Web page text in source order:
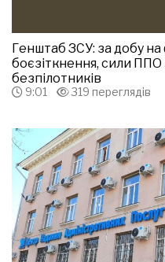
Генштаб ЗСУ: за добу на
боєзіткнення, сили
безпілотників
9:01 319 переглядів